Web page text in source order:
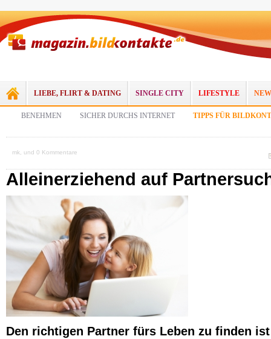
LIEBE, FLIRT & DATING SINGLE CITY LIFESTYLE
BENEHMEN SICHER DURCHS INTERNET TIPPS FÜR
mk, und 0 Kommentare
Alleinerziehend auf
Den richtigen Partner fürs Leben zu finden